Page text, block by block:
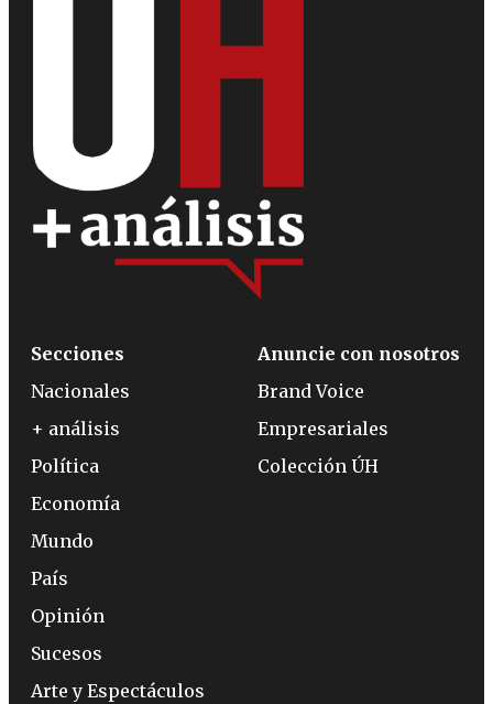
Secciones
Nacionales
+ análisis
Política
Economía
Mundo
País
Opinión
Sucesos
Arte y Espectáculos
Anuncie con nosotros
Brand Voice
Empresariales
Colección ÚH